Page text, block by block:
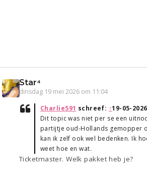
Star⁴
dinsdag 19 mei 2026 om 11:04
Charlie591 schreef: ↑19-05-
Dit topic was niet per se een
partijtje oud-Hollands gemopper
kan ik zelf ook wel bedenken. Ik
weet hoe en wat.
Ticketmaster. Welk pakket heb je?